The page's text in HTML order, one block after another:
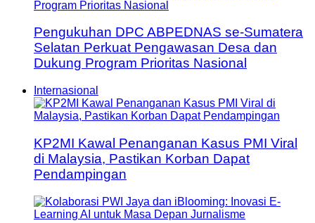
Pengukuhan DPC ABPEDNAS se-Sumatera
Selatan Perkuat Pengawasan Desa dan
Dukung Program Prioritas Nasional
Internasional
KP2MI Kawal Penanganan Kasus PMI Viral
di Malaysia, Pastikan Korban Dapat
Pendampingan